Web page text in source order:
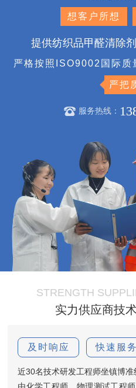
想客户所想
提供纺织品甲醛清除
严格按照ISO9002国际质
严把
服务热线：
STRENGTH
实力供应商技
及时响应 快速服务
近30名技术研发工程师坐镇博
由化学工程师，物理测试工程